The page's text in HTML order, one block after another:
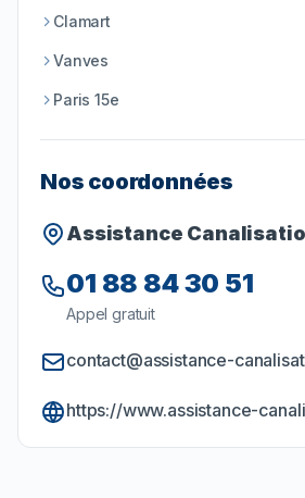
Clamart
Vanves
Paris 15e
Nos coordonnées
Assistance
01 88 84 30 51
Appel gratuit
contact@assistance-
https://www.assistance-